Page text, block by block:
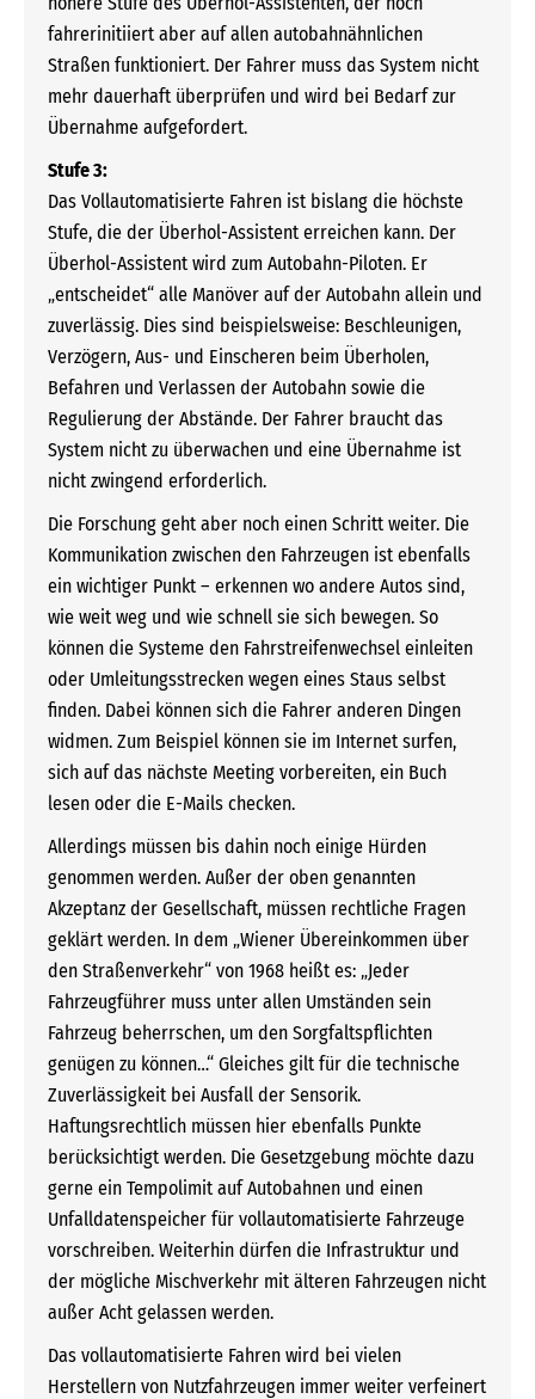
fahrerinitiiert aber auf allen autobahnähnlichen
Straßen funktioniert. Der Fahrer muss das System nicht
mehr dauerhaft überprüfen und wird bei Bedarf zur
Übernahme aufgefordert.
Stufe 3:
Das Vollautomatisierte Fahren ist bislang die höchste
Stufe, die der Überhol-Assistent erreichen kann. Der
Überhol-Assistent wird zum Autobahn-Piloten. Er
„entscheidet“ alle Manöver auf der Autobahn allein und
zuverlässig. Dies sind beispielsweise: Beschleunigen,
Verzögern, Aus- und Einscheren beim Überholen,
Befahren und Verlassen der Autobahn sowie die
Regulierung der Abstände. Der Fahrer braucht das
System nicht zu überwachen und eine Übernahme ist
nicht zwingend erforderlich.
Die Forschung geht aber noch einen Schritt weiter. Die
Kommunikation zwischen den Fahrzeugen ist ebenfalls
ein wichtiger Punkt – erkennen wo andere Autos sind,
wie weit weg und wie schnell sie sich bewegen. So
können die Systeme den Fahrstreifenwechsel einleiten
oder Umleitungsstrecken wegen eines Staus selbst
finden. Dabei können sich die Fahrer anderen Dingen
widmen. Zum Beispiel können sie im Internet surfen,
sich auf das nächste Meeting vorbereiten, ein Buch
lesen oder die E-Mails checken.
Allerdings müssen bis dahin noch einige Hürden
genommen werden. Außer der oben genannten
Akzeptanz der Gesellschaft, müssen rechtliche Fragen
geklärt werden. In dem „Wiener Übereinkommen über
den Straßenverkehr“ von 1968 heißt es: „Jeder
Fahrzeugführer muss unter allen Umständen sein
Fahrzeug beherrschen, um den Sorgfaltspflichten
genügen zu können…“ Gleiches gilt für die technische
Zuverlässigkeit bei Ausfall der Sensorik.
Haftungsrechtlich müssen hier ebenfalls Punkte
berücksichtigt werden. Die Gesetzgebung möchte dazu
gerne ein Tempolimit auf Autobahnen und einen
Unfalldatenspeicher für vollautomatisierte Fahrzeuge
vorschreiben. Weiterhin dürfen die Infrastruktur und
der mögliche Mischverkehr mit älteren Fahrzeugen nicht
außer Acht gelassen werden.
Das vollautomatisierte Fahren wird bei vielen
Herstellern von Nutzfahrzeugen immer weiter verfeinert